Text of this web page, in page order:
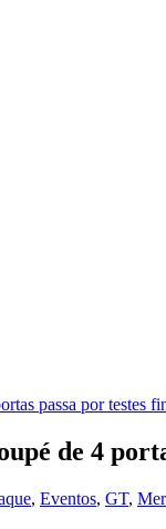
de 4
, Eventos, GT,